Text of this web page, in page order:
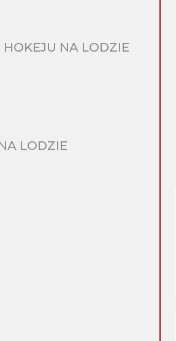
HOKEJU NA LODZIE
LODZIE